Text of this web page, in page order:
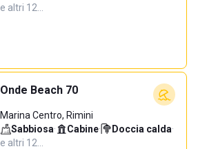
e altri 12…
Onde Beach 70
Marina Centro, Rimini
Sabbiosa· Cabine· Doccia calda·
e altri 12…